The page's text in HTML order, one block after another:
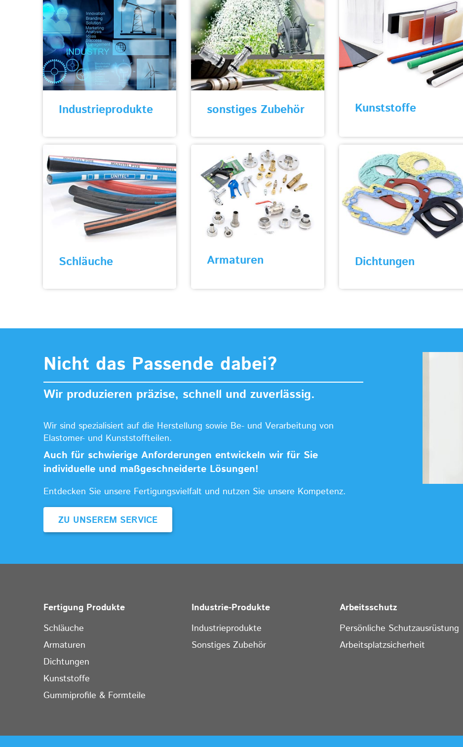
Industrieprodukte sonstiges Zubehör Kunststoffe
Schläuche Armaturen Dichtungen
Nicht das Passende dabei?
Wir produzieren präzise, schnell und zuverlässig.
Wir sind spezialisiert auf die Herstellung sowie Be- und Verarbeitung von
Elastomer- und Kunststoffteilen.
Auch für schwierige Anforderungen entwickeln wir für Sie
individuelle und maßgeschneiderte Lösungen!
Entdecken Sie unsere Fertigungsvielfalt und nutzen Sie unsere Kompetenz.
ZU UNSEREM SERVICE
Fertigung Produkte
Schläuche
Armaturen
Dichtungen
Kunststoffe
Gummiprofile & Formteile
Industrie-Produkte
Industrieprodukte
Sonstiges Zubehör
Arbeitsschutz
Persönliche Schutzausrüstung
Arbeitsplatzsicherheit